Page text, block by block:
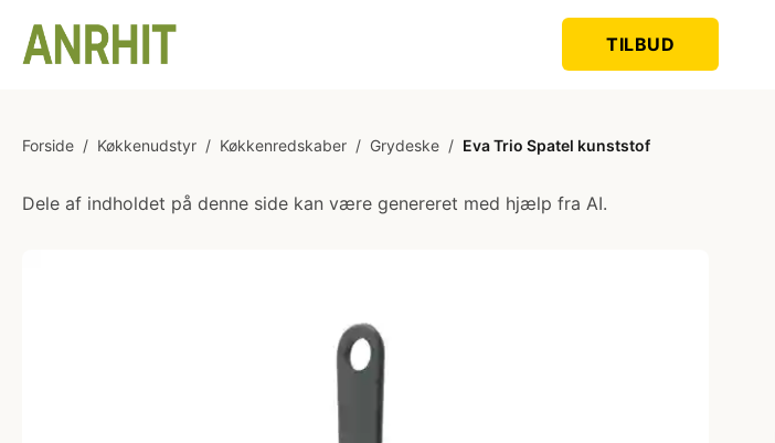
TILBUD
Forside / Køkkenudstyr / Køkkenredskaber / Grydeske / Eva Trio Spatel kunststof
Dele af indholdet på denne side kan være genereret med hjælp fra AI.